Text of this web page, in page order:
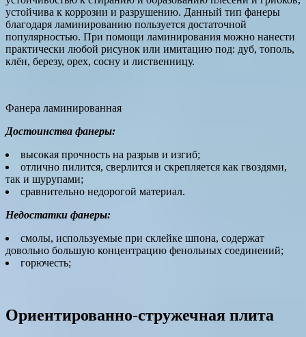
устойчива к коррозии и разрушению. Данный тип фанеры
благодаря ламинированию пользуется достаточной
популярностью. При помощи ламинирования можно нанести
практически любой рисунок или имитацию под: дуб, тополь,
клён, березу, орех, сосну и лиственницу.
Фанера ламинированная
Достоинства фанеры:
высокая прочность на разрыв и изгиб;
отлично пилится, сверлится и скрепляется как гвоздями,
так и шурупами;
сравнительно недорогой материал.
Недостатки фанеры:
смолы, используемые при склейке шпона, содержат
довольно большую концентрацию фенольных соединений;
горючесть;
Ориентированно-стружечная плита